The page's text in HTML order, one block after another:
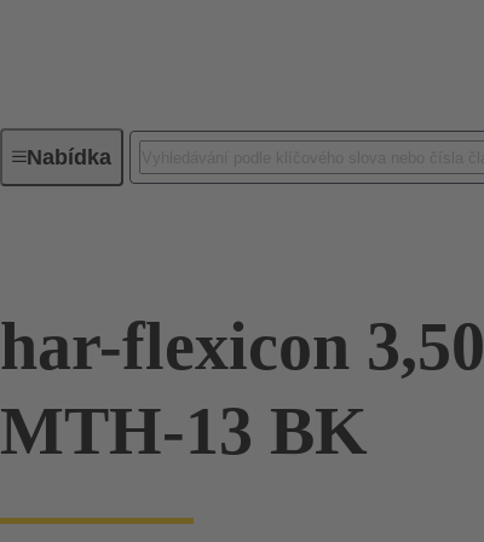
Nabídka
Řada
har-flexicon 3,50
MTH-13 BK